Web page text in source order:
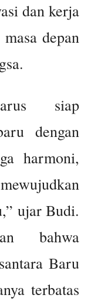
dan kerja
depan
siap
dengan
harmoni,
ujar Budi.
bahwa
Baru
terbatas